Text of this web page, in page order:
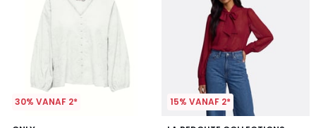
30% VANAF 2* 15% VANAF 2*